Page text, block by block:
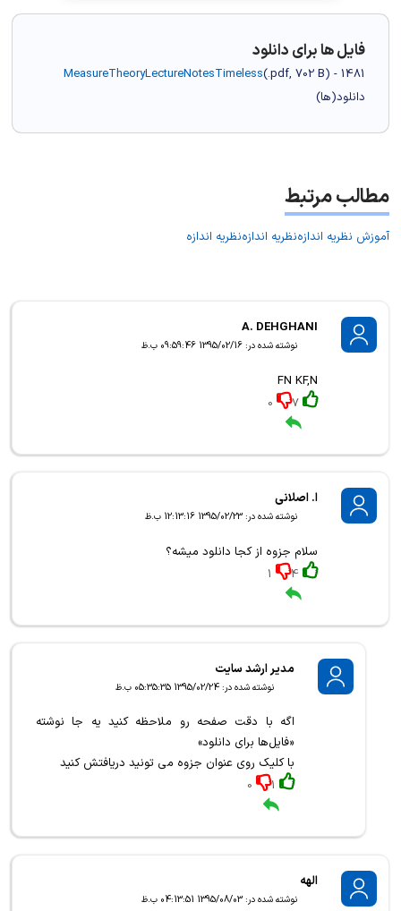
فایل ها برای دانلود
MeasureTheoryLectureNotesTimeless(.pdf, 702 B) - 1481
دانلود(ها)
مطالب مرتبط
آموزش نظریه اندازهنظریه اندازهنظریه اندازه
A. DEHGHANI
نوشته شده در: 1395/02/16 09:59:46 ب.ظ
FN KF,N
7
0
ا. اصلانی
نوشته شده در: 1395/02/23 12:13:16 ب.ظ
سلام جزوه از کجا دانلود میشه؟
4
1
مدیر ارشد سایت
نوشته شده در: 1395/02/24 05:35:35 ب.ظ
اگه با دقت صفحه رو ملاحظه کنید یه جا نوشته
«فایل‌ها برای دانلود»
با کلیک روی عنوان جزوه می تونید دریافتش کنید
1
0
الهه
نوشته شده در: 1395/08/03 04:13:51 ب.ظ